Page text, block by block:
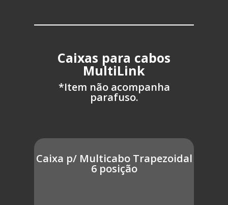
Caixas para cabos
MultiLink
*Item não acompanha
parafuso.
Caixa p/ Multicabo Trapezoidal
6 posição